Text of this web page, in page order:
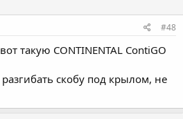
#48
такую CONTINENTAL ContiGO
скобу под крылом, не